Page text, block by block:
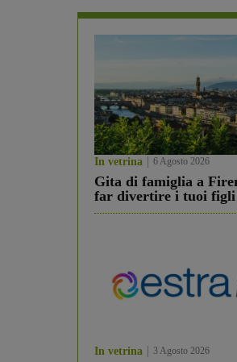
In vetrina 6 Agosto 2026
Gita di famiglia a
far divertire i tuoi figli
In vetrina 3 Agosto 2026